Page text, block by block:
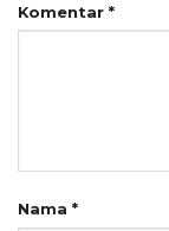
Komentar *
Nama *